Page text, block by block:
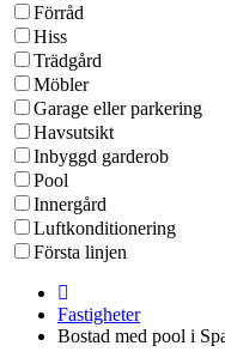
Förråd
Hiss
Trädgård
Möbler
Garage eller parkering
Havsutsikt
Inbyggd garderob
Pool
Innergård
Luftkonditionering
Första linjen
Fastigheter
Bostad med pool i